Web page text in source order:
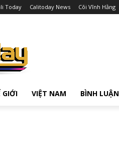
Today Calitoday News Cõi Vĩnh Hằng
GIỚI VIỆT NAM BÌNH LUẬN